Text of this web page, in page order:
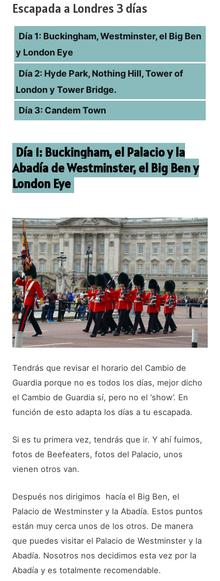
Escapada a Londres 3 días
Día 1: Buckingham, Westminster, el Big Ben
y London Eye
Día 2: Hyde Park, Nothing Hill, Tower of
London y Tower Bridge.
Día 3: Candem Town
Día 1: Buckingham, el Palacio y la
Abadía de Westminster, el Big Ben y
London Eye
Tendrás que revisar el horario del Cambio de
Guardia porque no es todos los días, mejor dicho
el Cambio de Guardia sí, pero no el ‘show’. En
función de esto adapta los días a tu escapada.
Si es tu primera vez, tendrás que ir. Y ahí fuimos,
fotos de Beefeaters, fotos del Palacio, unos
vienen otros van.
Después nos dirigimos hacía el Big Ben, el
Palacio de Westminster y la Abadía. Estos puntos
están muy cerca unos de los otros. De manera
que puedes visitar el Palacio de Westminster y la
Abadía. Nosotros nos decidimos esta vez por la
Abadía y es totalmente recomendable.